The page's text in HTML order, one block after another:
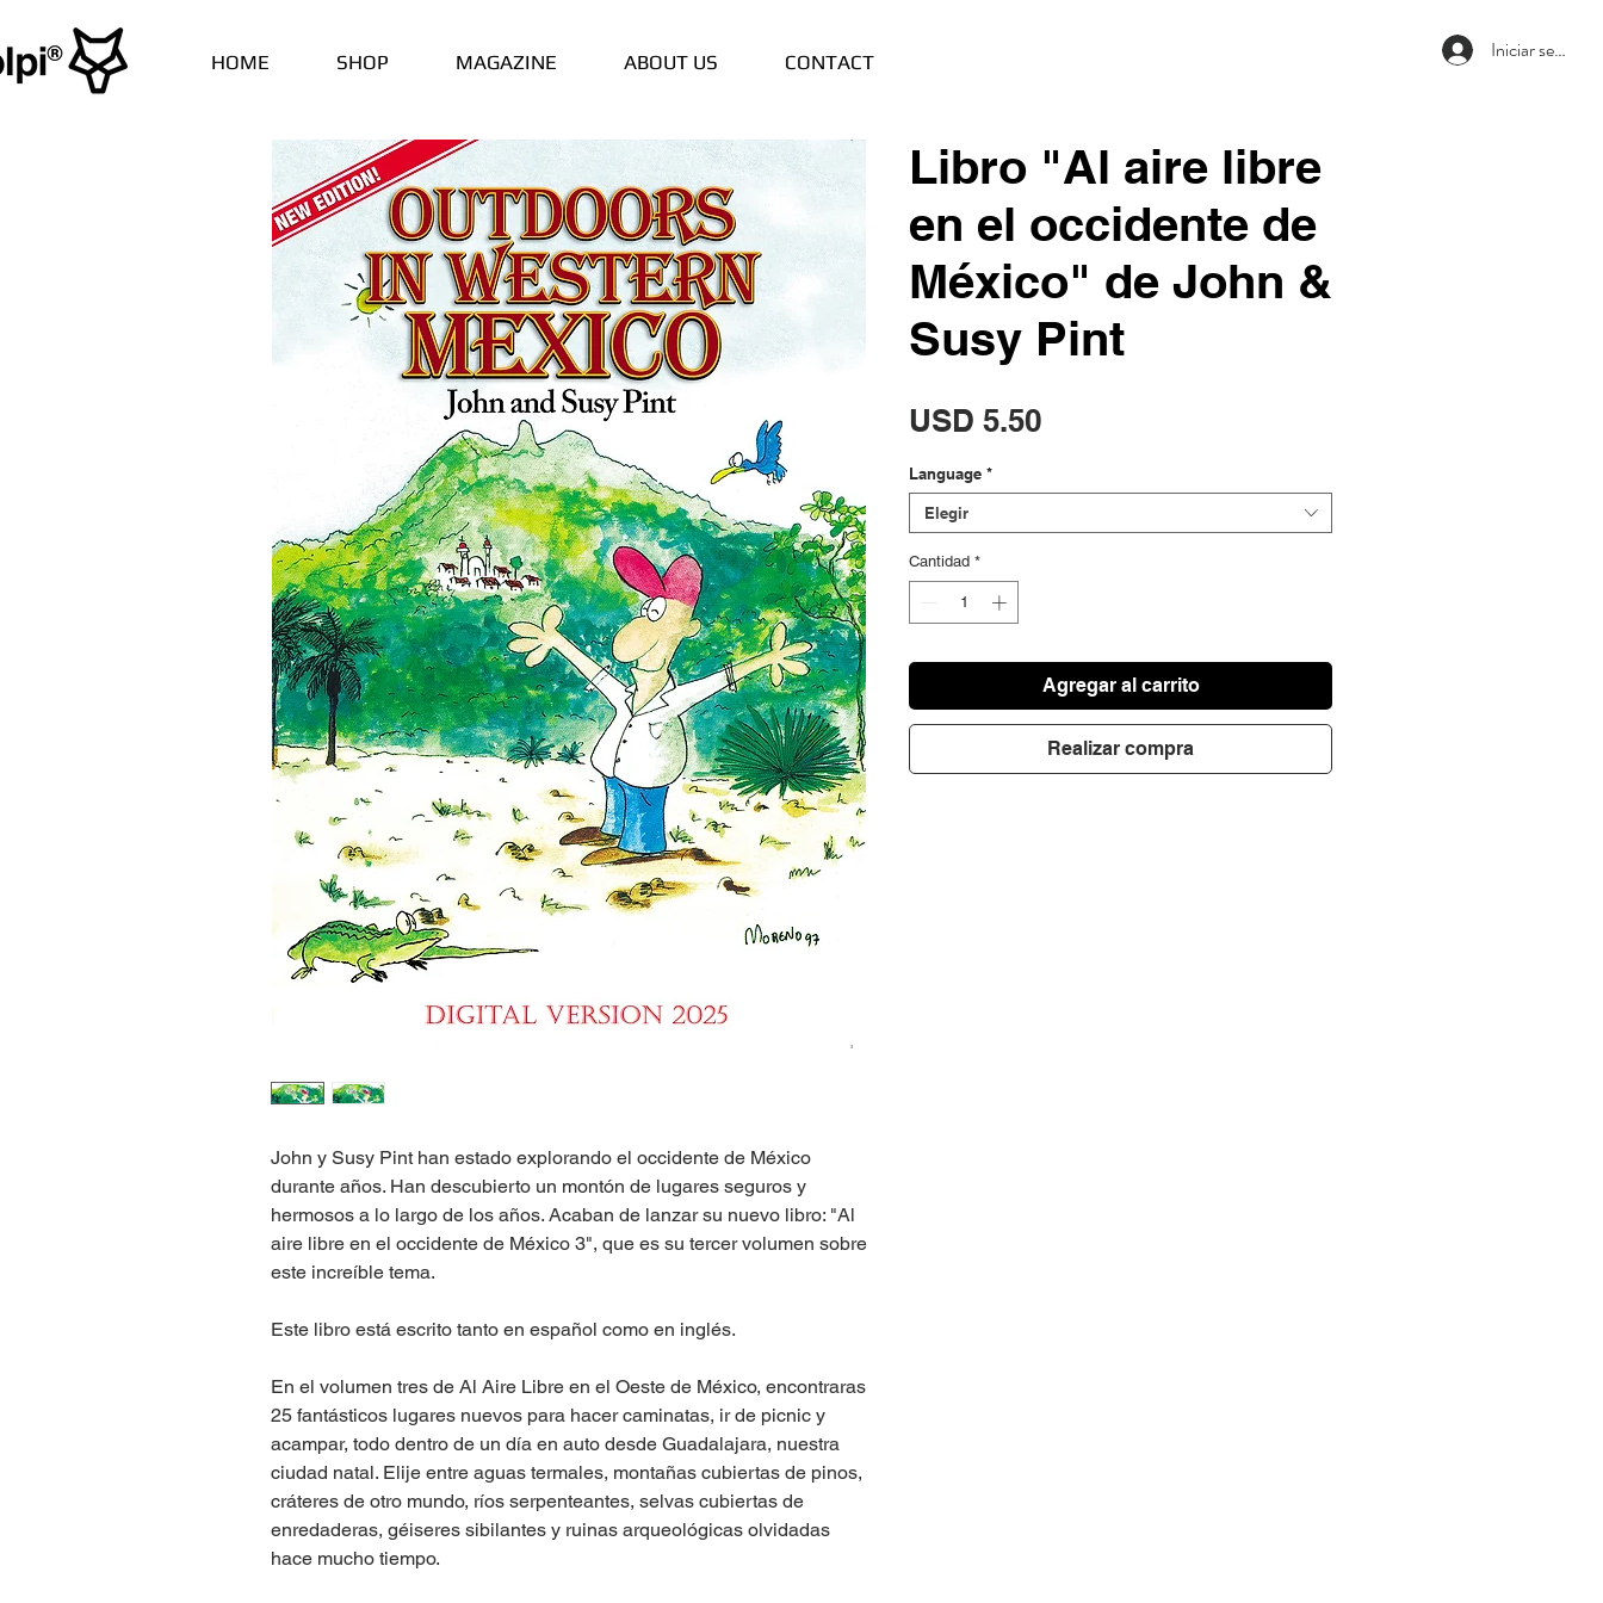
HOME SHOP MAGAZINE ABOUT US CONTACT Iniciar sesión
John y Susy Pint han estado explorando el occidente de México
durante años. Han descubierto un montón de lugares seguros y
hermosos a lo largo de los años. Acaban de lanzar su nuevo libro: "Al
aire libre en el occidente de México 3", que es su tercer volumen sobre
este increíble tema.
Este libro está escrito tanto en español como en inglés.
En el volumen tres de Al Aire Libre en el Oeste de México, encontraras
25 fantásticos lugares nuevos para hacer caminatas, ir de picnic y
acampar, todo dentro de un día en auto desde Guadalajara, nuestra
ciudad natal. Elije entre aguas termales, montañas cubiertas de pinos,
cráteres de otro mundo, ríos serpenteantes, selvas cubiertas de
enredaderas, géiseres sibilantes y ruinas arqueológicas olvidadas
hace mucho tiempo.
Libro "Al aire libre
en el occidente de
México" de John &
Susy Pint
USD 5.50Precio
Language *
Elegir
Cantidad *
Agregar al carrito
Realizar compra